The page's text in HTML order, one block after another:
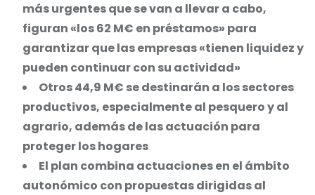
más urgentes que se van a llevar a cabo,
figuran «los 62 M€ en préstamos» para
garantizar que las empresas «tienen liquidez y
pueden continuar con su actividad»
Otros 44,9 M€ se destinarán a los sectores
productivos, especialmente al pesquero y al
agrario, además de las actuación para
proteger los hogares
El plan combina actuaciones en el ámbito
autonómico con propuestas dirigidas al